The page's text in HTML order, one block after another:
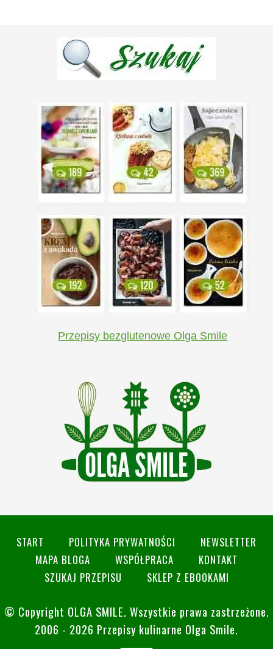
Przepisy bezglutenowe Olga Smile
START POLITYKA PRYWATNOŚCI
NEWSLETTER
MAPA BLOGA
WSPÓŁPRACA
KONTAKT
SZUKAJ PRZEPISU
SKLEP Z EBOOKAMI
© Copyright OLGA SMILE. Wszystkie prawa zastrzeżone.
2006 - 2026 Przepisy kulinarne Olga Smile.